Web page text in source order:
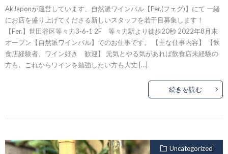
AkJaponが運営しています、自然派ワインバル【Fer.(フェグ)】にて 一緒
にお店を盛り上げてくださる新しいスタッフを若干目募集します！
【Fer.】世田谷区等々力3-6-1 2F 等々力駅より徒歩20秒 2022年8月末
オープン【自然派ワインバル】でのお仕事です。 【主な仕事内容】 【飲
食店経験者、ワイン好き 歓迎】 元気とやる気があれば飲食店未経験の
方も、これからワインを勉強したい方も大丈 […]
続きを読む
Uncategorized